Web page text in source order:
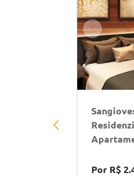
Por R$